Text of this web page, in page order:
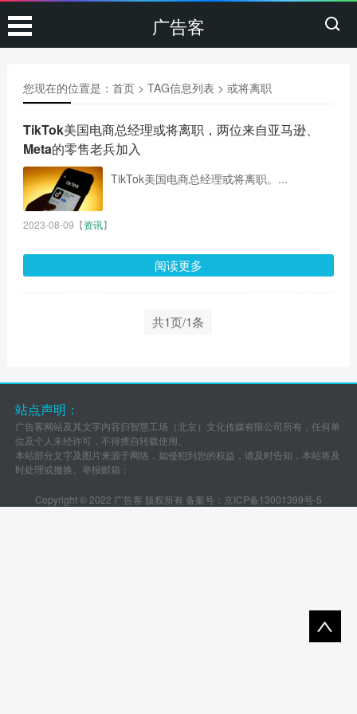
广告客
您现在的位置是： 首页> TAG信息列表 > 或将离职
TikTok美国电商总经理或将离职，两位来自亚马逊、
Meta的零售老兵加入
TikTok美国电商总经理或将离职。...
2023-08-09 【资讯】
阅读更多
共1页/1条
站点声明：
广告客网站及其文字内容归智慧工场（北京）文化传媒有限公司所有，任何单
位及个人未经许可，不得擅自转载使用。
本站部分文字及图片来源于网络，如侵犯到您的权益，请及时告知，本站将及
时处理或撤换。举报邮箱：
Copyright © 2022 广告客 版权所有 备案号： 京ICP备13001399号-5